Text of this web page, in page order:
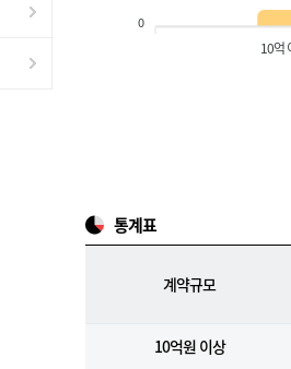
0
10억
통계표
계약규모
10억원 이상